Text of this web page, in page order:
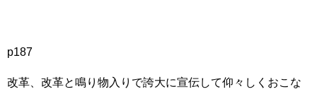
p187
改革、改革と鳴り物入りで誇大に宣伝して仰々しくおこな